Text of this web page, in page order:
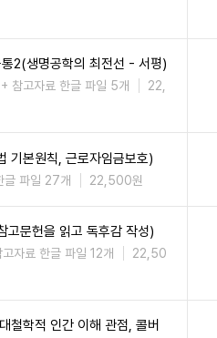
2(생명공학의 최전선 - 서평)
참고자료 한글 파일 5개
22,
기본원칙, 근로자임금보호)
글 파일 27개 22,500원
고문헌을 읽고 독후감 작성)
자료 한글 파일 12개
22,50
철학적 인간 이해 관점, 콜버